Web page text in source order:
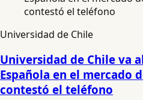
Universidad de Chile
Universidad de Chile va
Española en el mercado
contestó el teléfono